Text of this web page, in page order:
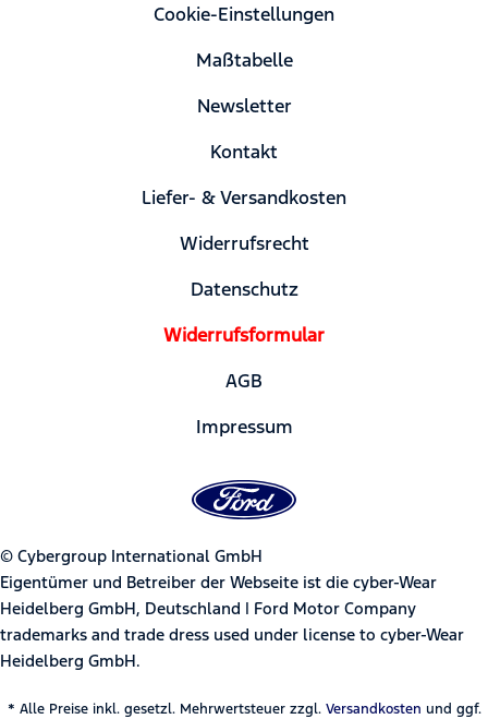
Cookie-Einstellungen
Maßtabelle
Newsletter
Kontakt
Liefer- & Versandkosten
Widerrufsrecht
Datenschutz
Widerrufsformular
AGB
Impressum
© Cybergroup International GmbH
Eigentümer und Betreiber der Webseite ist die cyber-Wear
Heidelberg GmbH, Deutschland | Ford Motor Company
trademarks and trade dress used under license to cyber-Wear
Heidelberg GmbH.
* Alle Preise inkl. gesetzl. Mehrwertsteuer zzgl. Versandkosten und ggf.